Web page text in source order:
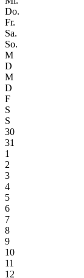
Do.
Fr.
Sa.
So.
M
D
M
D
F
S
S
30
31
1
2
3
4
5
6
7
8
9
10
11
12